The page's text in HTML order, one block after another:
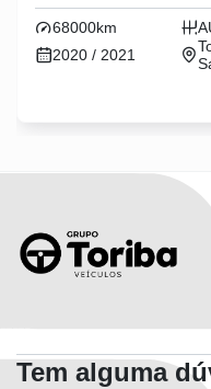
68000km
2020 / 2021
Tem alguma